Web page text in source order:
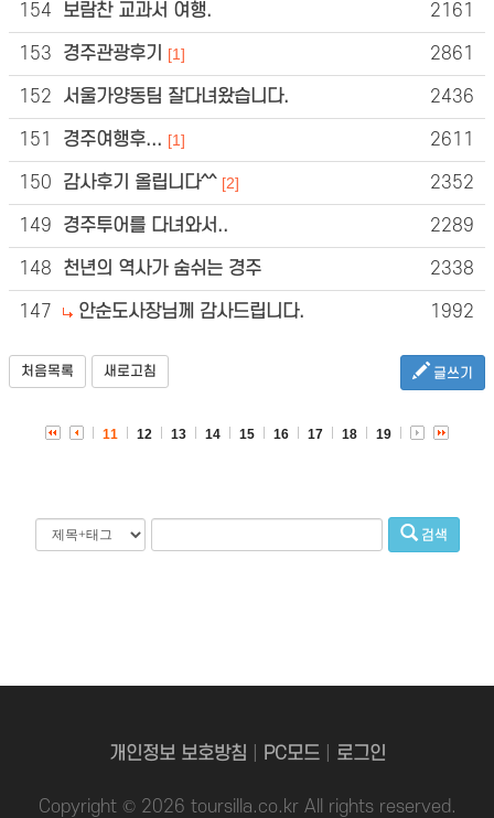
154 보람찬 교과서 여행. 2161
153 경주관광후기 [1] 2861
152 서울가양동팀 잘다녀왔습니다. 2436
151 경주여행후... [1] 2611
150 감사후기 올립니다^^ [2] 2352
149 경주투어를 다녀와서.. 2289
148 천년의 역사가 숨쉬는 경주 2338
147 안순도사장님께 감사드립니다. 1992
처음목록 새로고침 글쓰기
11 12 13 14 15 16 17 18 19
검색
개인정보 보호방침 PC모드| 로그인
Copyright © 2026 toursilla.co.kr All rights reserved.